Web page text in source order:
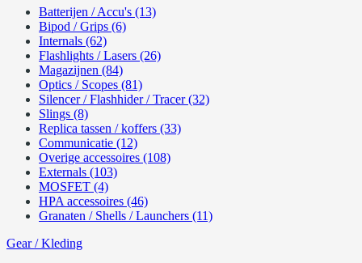
Batterijen / Accu's (13)
Bipod / Grips (6)
Internals (62)
Flashlights / Lasers (26)
Magazijnen (84)
Optics / Scopes (81)
Silencer / Flashhider / Tracer (32)
Slings (8)
Replica tassen / koffers (33)
Communicatie (12)
Overige accessoires (108)
Externals (103)
MOSFET (4)
HPA accessoires (46)
Granaten / Shells / Launchers (11)
Gear / Kleding